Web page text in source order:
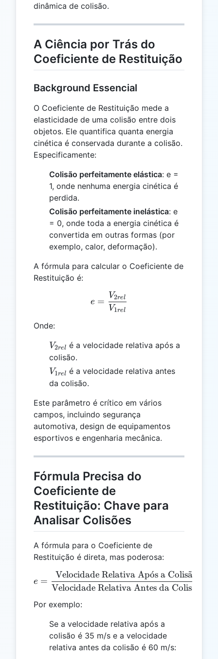
dinâmica de colisão.
A Ciência por Trás do
Coeficiente de Restituição
Background Essencial
O Coeficiente de Restituição mede a
elasticidade de uma colisão entre dois
objetos. Ele quantifica quanta energia
cinética é conservada durante a colisão.
Especificamente:
Colisão perfeitamente elástica: e =
1, onde nenhuma energia cinética é
perdida.
Colisão perfeitamente inelástica: e
= 0, onde toda a energia cinética é
convertida em outras formas (por
exemplo, calor, deformação).
A fórmula para calcular o Coeficiente de
Restituição é:
e =
e =
V1rel
V2rel
Onde:
V_{2rel}
V2rel é a velocidade relativa após a
colisão.
V_{1rel}
V1rel é a velocidade relativa antes
da colisão.
Este parâmetro é crítico em vários
campos, incluindo segurança
automotiva, design de equipamentos
esportivos e engenharia mecânica.
Fórmula Precisa do
Coeficiente de
Restituição: Chave para
Analisar Colisões
A fórmula para o Coeficiente de
Restituição é direta, mas poderosa:
e =
e =
Velocidade Relativa Antes da Colisa˜
Velocidade Relativa Apo
ˊs a Colisa
˜
Por exemplo:
Se a velocidade relativa após a
colisão é 35 m/s e a velocidade
relativa antes da colisão é 60 m/s: